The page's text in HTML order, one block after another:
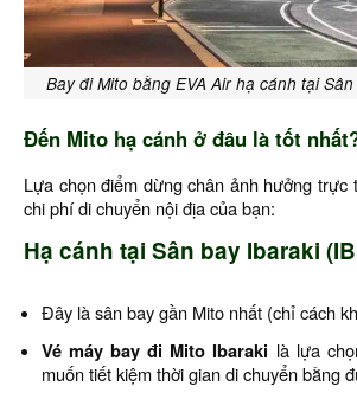
Bay đi Mito bằng EVA Air hạ cánh tại
Đến Mito hạ cánh ở đâu là tốt
Lựa chọn điểm dừng chân ảnh hưởng trực
chi phí di chuyển nội địa của bạn:
Hạ cánh tại Sân bay Ibaraki
Đây là sân bay gần Mito nhất (chỉ cách
Vé máy bay đi Mito Ibaraki là lựa
muốn tiết kiệm thời gian di chuyển bằng